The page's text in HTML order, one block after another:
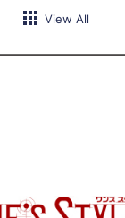
View All